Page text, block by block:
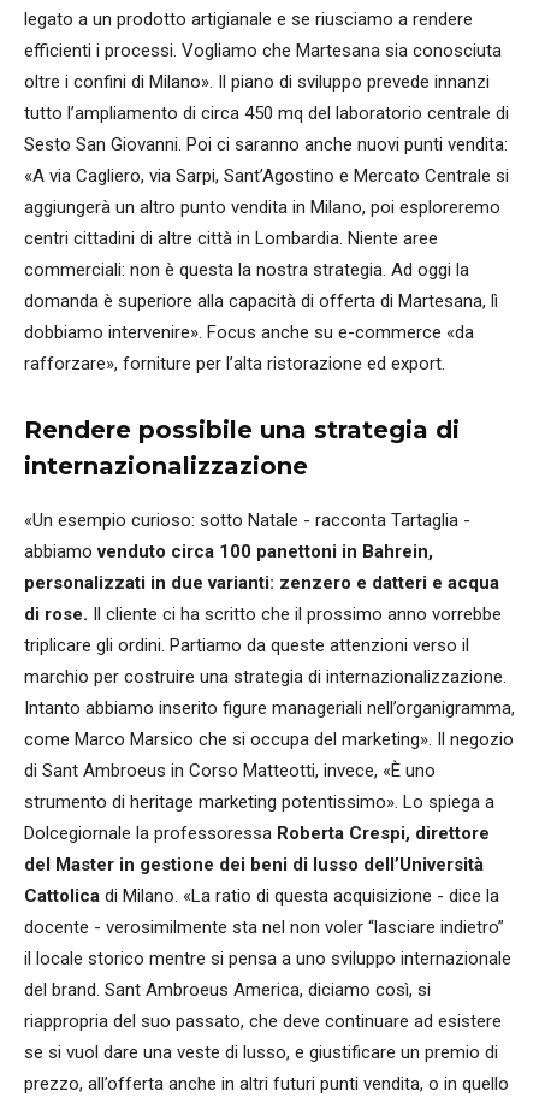
legato a un prodotto artigianale e se riusciamo a rendere
efficienti i processi. Vogliamo che Martesana sia conosciuta
oltre i confini di Milano». Il piano di sviluppo prevede innanzi
tutto l’ampliamento di circa 450 mq del laboratorio centrale di
Sesto San Giovanni. Poi ci saranno anche nuovi punti vendita:
«A via Cagliero, via Sarpi, Sant’Agostino e Mercato Centrale si
aggiungerà un altro punto vendita in Milano, poi esploreremo
centri cittadini di altre città in Lombardia. Niente aree
commerciali: non è questa la nostra strategia. Ad oggi la
domanda è superiore alla capacità di offerta di Martesana, lì
dobbiamo intervenire». Focus anche su e-commerce «da
rafforzare», forniture per l’alta ristorazione ed export.
Rendere possibile una strategia di
internazionalizzazione
«Un esempio curioso: sotto Natale - racconta Tartaglia -
abbiamovenduto circa 100 panettoni in Bahrein,
personalizzati in due varianti: zenzero e datteri e acqua
di rose. Il cliente ci ha scritto che il prossimo anno vorrebbe
triplicare gli ordini. Partiamo da queste attenzioni verso il
marchio per costruire una strategia di internazionalizzazione.
Intanto abbiamo inserito figure manageriali nell’organigramma,
come Marco Marsico che si occupa del marketing». Il negozio
di Sant Ambroeus in Corso Matteotti, invece, «È uno
strumento di heritage marketing potentissimo». Lo spiega a
Dolcegiornale la professoressa Roberta Crespi, direttore
del Master in gestione dei beni di lusso dell’Università
Cattolica di Milano. «La ratio di questa acquisizione - dice la
docente - verosimilmente sta nel non voler “lasciare indietro”
il locale storico mentre si pensa a uno sviluppo internazionale
del brand. Sant Ambroeus America, diciamo così, si
riappropria del suo passato, che deve continuare ad esistere
se si vuol dare una veste di lusso, e giustificare un premio di
prezzo, all’offerta anche in altri futuri punti vendita, o in quello